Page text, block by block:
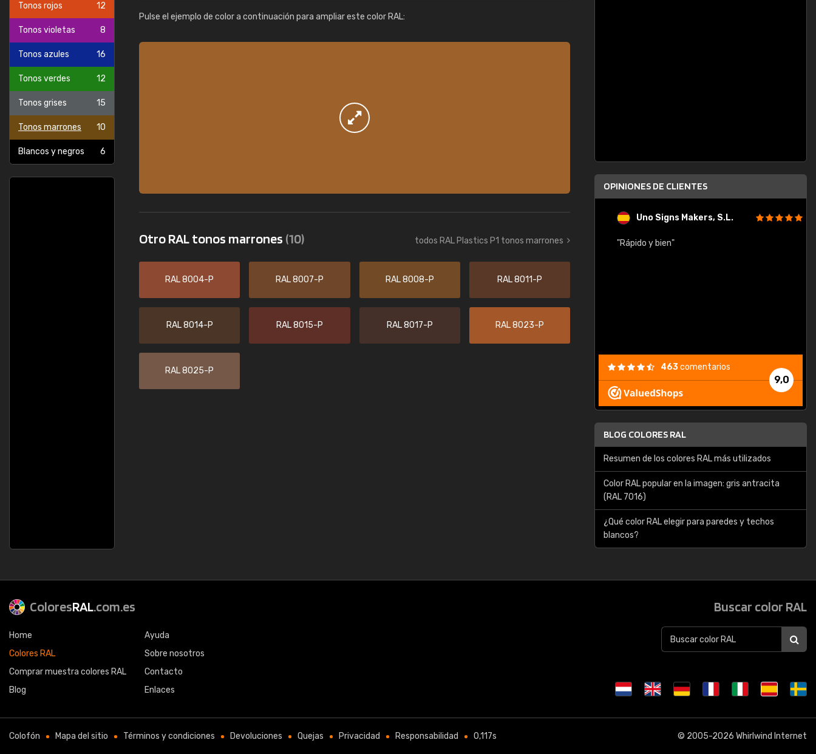
Tonos rojos 12
Tonos violetas 8
Tonos azules 16
Tonos verdes 12
Tonos grises 15
Tonos marrones 10
Blancos y negros 6
Pulse el ejemplo de color a continuación para ampliar este color RAL:
Otro RAL tonos marrones (10) todos RAL Plastics P1 tonos marrones
RAL 8004-P RAL 8007-P RAL 8008-P RAL 8011-P
RAL 8014-P RAL 8015-P RAL 8017-P RAL 8023-P
RAL 8025-P
OPINIONES DE CLIENTES
"Buen servicio. No obstante No es fácil
Uno Signs Makers, S.L.
"Rápido y bien"
9,0
463comentarios
BLOG COLORES RAL
Resumen de los colores RAL más utilizados
Color RAL popular en la imagen: gris antracita
(RAL 7016)
¿Qué color RAL elegir para paredes y techos
blancos?
ColoresRAL.com.es
Home
Colores RAL
Comprar muestra colores RAL
Blog
Ayuda
Sobre nosotros
Contacto
Enlaces
Buscar color RAL
Colofón Mapa del sitio Términos y condiciones Devoluciones Quejas Privacidad Responsabilidad 0,117s © 2005-2026 Whirlwind Internet